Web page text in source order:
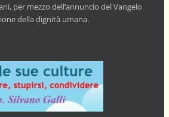
per mezzo dell’annuncio del Vangelo
della dignità umana.